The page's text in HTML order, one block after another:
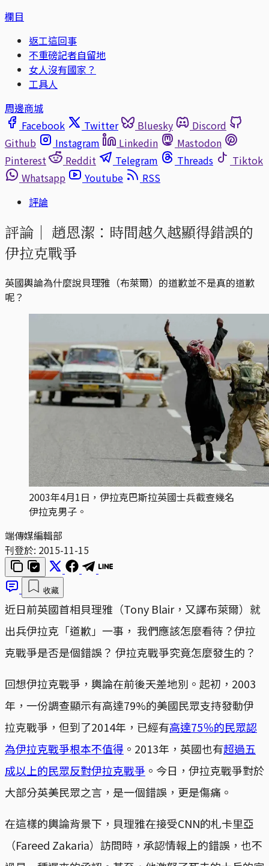
欄目
返工這回事
不重磅記者自留地
女人沒有國家？
工具人
周邊商城
Facebook
Twitter Bluesky
Discord
Github
Instagram Linkedin
Mastodon
Pinterest
Reddit Telegram Threads
Tiktok
Whatsapp
Youtube
RSS
評論
評論｜ 趙恩潔：時間越久越顯得錯誤的
伊拉克戰爭
英國輿論為什麼說貝理雅（布萊爾）的道歉並不是真的道歉
呢？
2003年4月1日，伊拉克巴斯拉英國士兵截查幾名
伊拉克男子。
端傳媒編輯部
刊登於: 2015-11-15
收藏
近日前英國首相貝理雅（Tony Blair，又譯布萊爾）就
出兵伊拉克「道歉」一事， 我們應該怎麼看待？伊拉
克戰爭是否是個錯誤？ 伊拉克戰爭究竟怎麼發生的？
回想伊拉克戰爭，輿論在前後天差地別。起初，2003
年，一份調查顯示有高達79%的美國民眾支持發動伊
拉克戰爭，但到了2014年，已經有高達75％的民眾認
為伊拉克戰爭根本不值得 。2013年，英國也有超過五
成以上的民眾反對伊拉克戰爭 。今日，伊拉克戰爭對於
大部分英美民眾之言，是一個錯誤，更是傷痛。
在這樣的輿論背景下，貝理雅在接受CNN的札卡里亞
（Fareed Zakaria）訪問時，承認情報上的錯誤，也不